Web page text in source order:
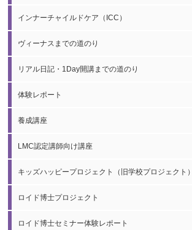
インナーチャイルドケア（ICC）
ヴィーナスまでの道のり
リアル日記・1Day開講までの道のり
体験レポート
養成講座
LMC認定講師向け講座
キッズハッピープロジェクト（旧学校プロジェクト）
ロイド博士プロジェクト
ロイド博士セミナー体験レポート